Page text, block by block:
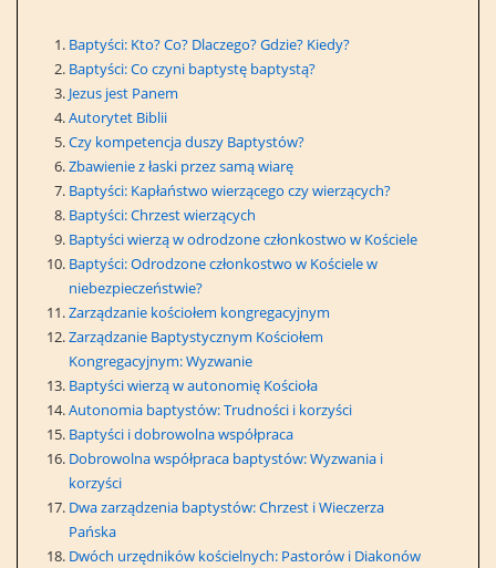
Baptyści: Kto? Co? Dlaczego? Gdzie? Kiedy?
Baptyści: Co czyni baptystę baptystą?
Jezus jest Panem
Autorytet Biblii
Czy kompetencja duszy Baptystów?
Zbawienie z łaski przez samą wiarę
Baptyści: Kapłaństwo wierzącego czy wierzących?
Baptyści: Chrzest wierzących
Baptyści wierzą w odrodzone członkostwo w Kościele
Baptyści: Odrodzone członkostwo w Kościele w
niebezpieczeństwie?
Zarządzanie kościołem kongregacyjnym
Zarządzanie Baptystycznym Kościołem
Kongregacyjnym: Wyzwanie
Baptyści wierzą w autonomię Kościoła
Autonomia baptystów: Trudności i korzyści
Baptyści i dobrowolna współpraca
Dobrowolna współpraca baptystów: Wyzwania i
korzyści
Dwa zarządzenia baptystów: Chrzest i Wieczerza
Pańska
Dwóch urzędników kościelnych: Pastorów i Diakonów